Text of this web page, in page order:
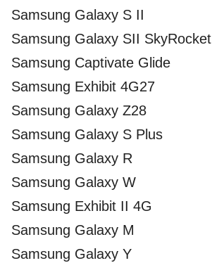
Samsung Galaxy S II
Samsung Galaxy SII SkyRocket
Samsung Captivate Glide
Samsung Exhibit 4G27
Samsung Galaxy Z28
Samsung Galaxy S Plus
Samsung Galaxy R
Samsung Galaxy W
Samsung Exhibit II 4G
Samsung Galaxy M
Samsung Galaxy Y